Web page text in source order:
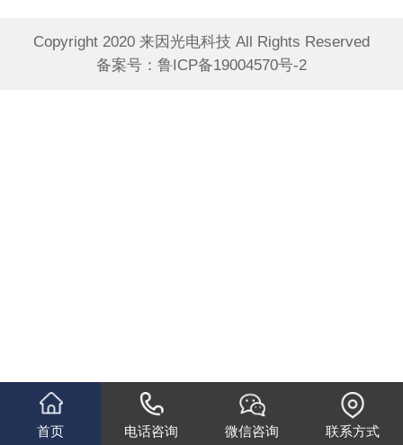
Copyright 2020 来因光电科技 All Rights Reserved
备案号： 鲁ICP备19004570号-2
首页 电话咨询 微信咨询 联系方式